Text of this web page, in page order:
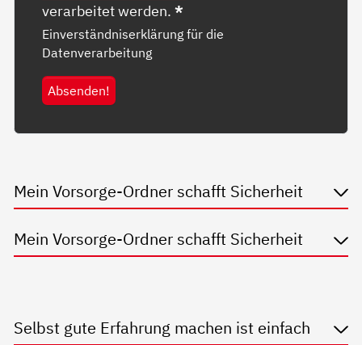
verarbeitet werden.*
Einverständniserklärung für die
Datenverarbeitung
Absenden!
Mein Vorsorge-Ordner schafft Sicherheit
Mein Vorsorge-Ordner schafft Sicherheit
Selbst gute Erfahrung machen ist einfach